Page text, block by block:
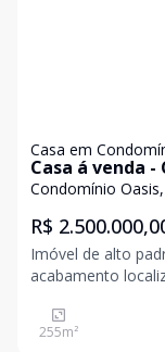
Casa em
Casa á venda
Condomínio
R$
Imóvel de alto
acabamento
Rico PR.
de 392,00 m²
255m²